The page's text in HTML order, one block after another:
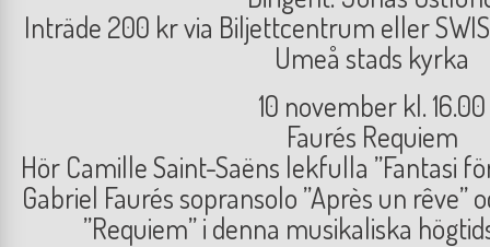
Inträde 200 kr via Biljettcentrum eller
Umeå stads kyrka
10 november kl. 16.00
Faurés Requiem
Hör Camille Saint-Saëns lekfulla ”Fantasi
Gabriel Faurés sopransolo ”Après un
”Requiem” i denna musikaliska